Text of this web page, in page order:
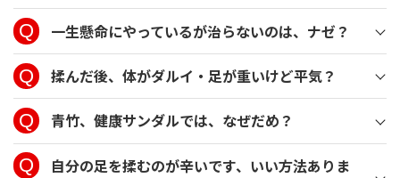
一生懸命にやっているが治らないのは、ナゼ？
揉んだ後、体がダルイ・足が重いけど平気？
青竹、健康サンダルでは、なぜだめ？
自分の足を揉むのが辛いです、いい方法ありま